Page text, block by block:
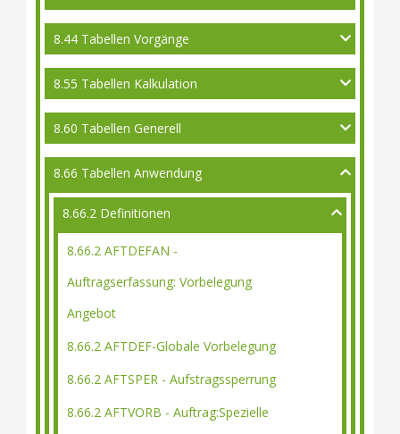
8.44 Tabellen Vorgänge
8.55 Tabellen Kalkulation
8.60 Tabellen Generell
8.66 Tabellen Anwendung
8.66.2 Definitionen
8.66.2 AFTDEFAN -
Auftragserfassung: Vorbelegung
Angebot
8.66.2 AFTDEF-Globale Vorbelegung
8.66.2 AFTSPER - Aufstragssperrung
8.66.2 AFTVORB - Auftrag:Spezielle